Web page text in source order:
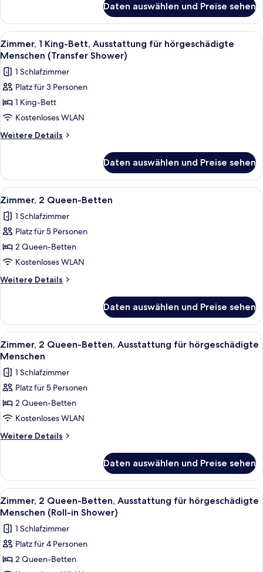
anzeigen
1 King-
Bett,
Ausstattung
für
hörgeschädigte
Menschen
Daten auswählen und Preise sehen
Alle
Fotos
für
Zimmer,
1 King-
Bett,
Ausstattung
für
(Transfer
Shower)
anzeigen
Ein Hotelzimmer mit einem großen
3
Zimmer, 1 King-Bett, Ausstattung für hörgeschädigte
Menschen (Transfer Shower)
1 Schlafzimmer
Platz für 3 Personen
1 King-Bett
Kostenloses WLAN
Weitere Details
Weitere
1 King-
Bett,
Ausstattung
hörgeschädigte
Menschen
Shower)
Daten auswählen und Preise sehen
Alle
Fotos
für
Zimmer,
2 Queen-
Betten
anzeigen
Ein Hotelzimmer mit zwei Betten,
3
Zimmer, 2 Queen-Betten
1 Schlafzimmer
Platz für 5 Personen
2 Queen-Betten
Kostenloses WLAN
Weitere Details
Weitere
2 Queen-
Betten
Daten auswählen und Preise sehen
Alle
Fotos
für
Zimmer,
2 Queen-
Betten,
Ausstattung
für
anzeigen
Ein Hotelzimmer mit zwei Betten,
3
Zimmer, 2 Queen-Betten, Ausstattung für hörgeschädigte
Menschen
1 Schlafzimmer
Platz für 5 Personen
2 Queen-Betten
Kostenloses WLAN
Weitere Details
Weitere
2 Queen-
Betten,
Ausstattung
für
hörgeschädigte
Menschen
Daten auswählen und Preise sehen
Alle
Fotos
für
Zimmer,
2 Queen-
Betten,
Ein Hotelzimmer mit zwei Betten,
3
Zimmer, 2 Queen-Betten, Ausstattung für hörgeschädigte
Menschen (Roll-in Shower)
1 Schlafzimmer
Platz für 4 Personen
2 Queen-Betten